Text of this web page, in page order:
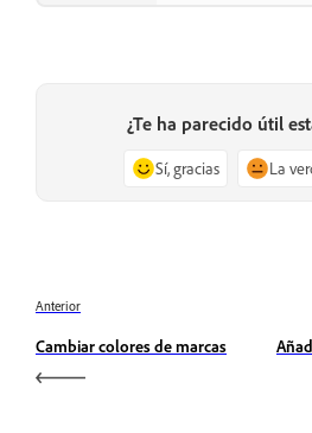
¿Te ha parecido útil
Sí, gracias La
Anterior
Cambiar colores de marcas